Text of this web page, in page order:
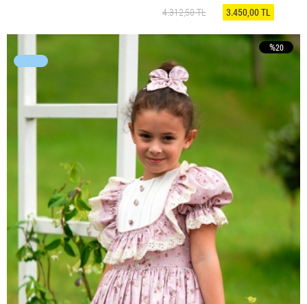
4.312,50 TL 3.450,00 TL
%20